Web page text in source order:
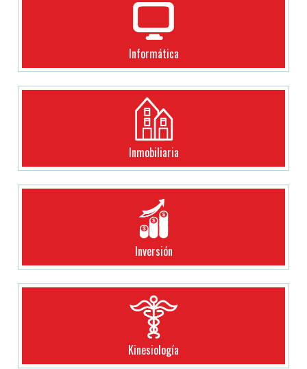
Informática
Inmobiliaria
Inversión
Kinesiología